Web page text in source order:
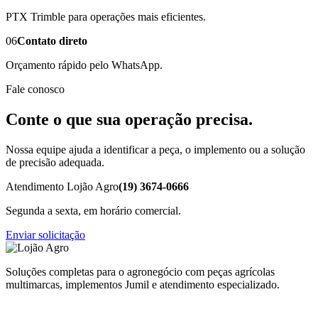
PTX Trimble para operações mais eficientes.
06Contato direto
Orçamento rápido pelo WhatsApp.
Fale conosco
Conte o que sua operação precisa.
Nossa equipe ajuda a identificar a peça, o implemento ou a solução
de precisão adequada.
Atendimento Lojão Agro(19) 3674-0666
Segunda a sexta, em horário comercial.
Enviar solicitação
Soluções completas para o agronegócio com peças agrícolas
multimarcas, implementos Jumil e atendimento especializado.